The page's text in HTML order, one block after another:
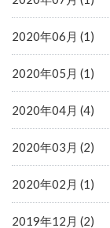
2020年06月 (1)
2020年05月 (1)
2020年04月 (4)
2020年03月 (2)
2020年02月 (1)
2019年12月 (2)